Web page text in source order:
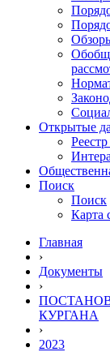
Открытые
Поиск
Поиск
Карта
Главная
›
Документы
›
КУРГАНА
›
2023